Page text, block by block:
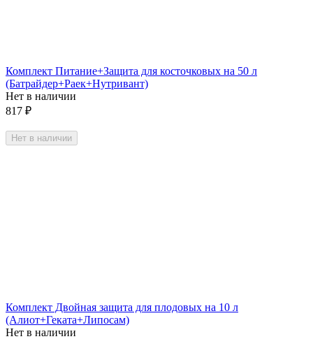
Комплект Питание+Защита для косточковых на 50 л
(Батрайдер+Раек+Нутривант)
Нет в наличии
817 ₽
Нет в наличии
Комплект Двойная защита для плодовых на 10 л
(Алиот+Геката+Липосам)
Нет в наличии